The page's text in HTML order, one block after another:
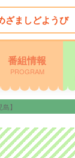
ざましどようび
番組情報
PROGRAM
】